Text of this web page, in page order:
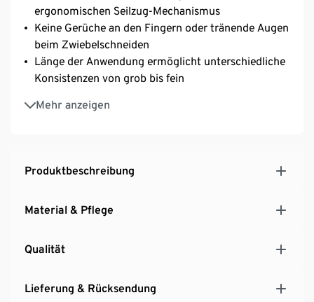
ergonomischen Seilzug-Mechanismus
Keine Gerüche an den Fingern oder tränende Augen
beim Zwiebelschneiden
Länge der Anwendung ermöglicht unterschiedliche
Konsistenzen von grob bis fein
Mehr anzeigen
Rutschsicherer Stand durch Ring am Boden
Gemüse zerkleinern ohne Strom
Produktbeschreibung
Material & Pflege
Qualität
Lieferung & Rücksendung